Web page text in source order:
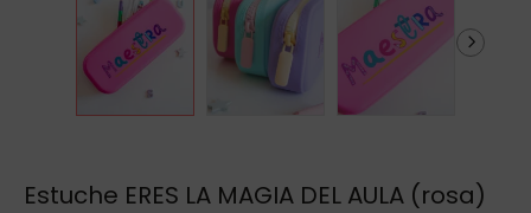
Estuche ERES LA MAGIA DEL AULA (rosa)